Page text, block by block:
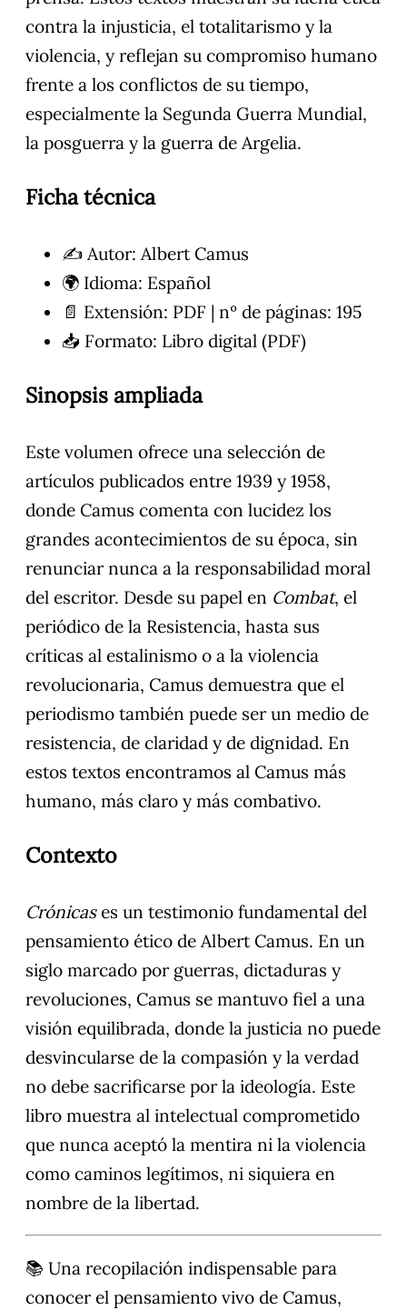
contra la injusticia, el totalitarismo y la
violencia, y reflejan su compromiso humano
frente a los conflictos de su tiempo,
especialmente la Segunda Guerra Mundial,
la posguerra y la guerra de Argelia.
Ficha técnica
✍️ Autor: Albert Camus
🌍 Idioma: Español
📄 Extensión: PDF | nº de páginas: 195
📥 Formato: Libro digital (PDF)
Sinopsis ampliada
Este volumen ofrece una selección de
artículos publicados entre 1939 y 1958,
donde Camus comenta con lucidez los
grandes acontecimientos de su época, sin
renunciar nunca a la responsabilidad moral
del escritor. Desde su papel en Combat, el
periódico de la Resistencia, hasta sus
críticas al estalinismo o a la violencia
revolucionaria, Camus demuestra que el
periodismo también puede ser un medio de
resistencia, de claridad y de dignidad. En
estos textos encontramos al Camus más
humano, más claro y más combativo.
Contexto
Crónicases un testimonio fundamental del
pensamiento ético de Albert Camus. En un
siglo marcado por guerras, dictaduras y
revoluciones, Camus se mantuvo fiel a una
visión equilibrada, donde la justicia no puede
desvincularse de la compasión y la verdad
no debe sacrificarse por la ideología. Este
libro muestra al intelectual comprometido
que nunca aceptó la mentira ni la violencia
como caminos legítimos, ni siquiera en
nombre de la libertad.
📚 Una recopilación indispensable para
conocer el pensamiento vivo de Camus,